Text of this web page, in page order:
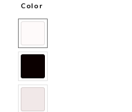
Color